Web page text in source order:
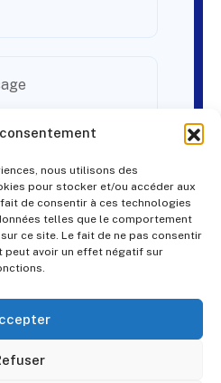
nous utilisons des
pour stocker et/ou accéder aux
de consentir à ces technologies
telles que le comportement
ce site. Le fait de ne pas consentir
peut avoir un effet négatif sur